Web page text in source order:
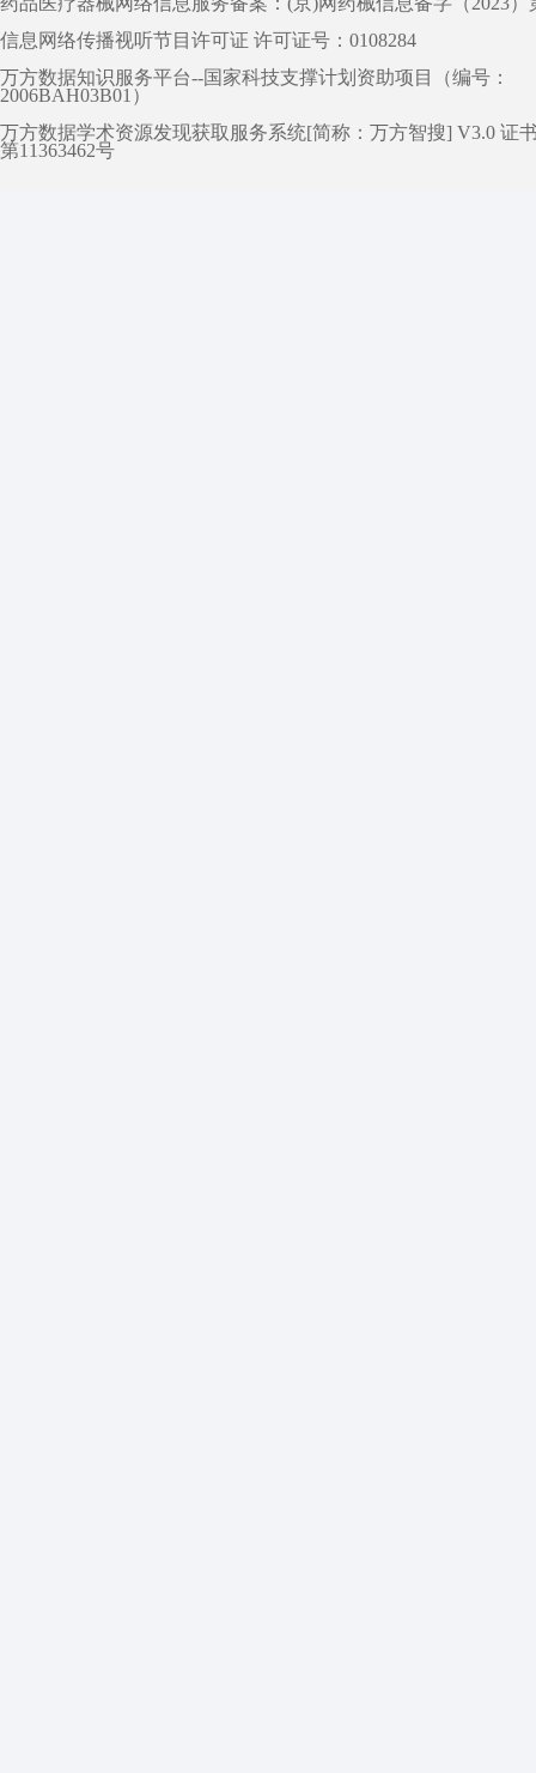
信息网络传播视听节目许可证 许可证号：0108284
万方数据知识服务平台--国家科技支撑计划资助项目（编号：
2006BAH03B01）
万方数据学术资源发现获取服务系统[简称：万方智搜] V3.0 证
第11363462号